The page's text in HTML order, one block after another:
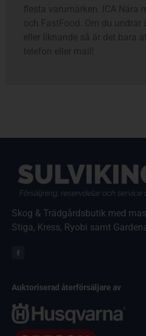
Skog & Trädgårdsbutik med
Stiga, Kress, Ryobi samt
Auktoriserad återförsäljare av